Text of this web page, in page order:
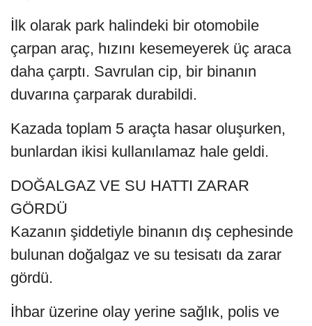
İlk olarak park halindeki bir otomobile
çarpan araç, hızını kesemeyerek üç araca
daha çarptı. Savrulan cip, bir binanın
duvarına çarparak durabildi.
Kazada toplam 5 araçta hasar oluşurken,
bunlardan ikisi kullanılamaz hale geldi.
DOĞALGAZ VE SU HATTI ZARAR
GÖRDÜ
Kazanın şiddetiyle binanın dış cephesinde
bulunan doğalgaz ve su tesisatı da zarar
gördü.
İhbar üzerine olay yerine sağlık, polis ve